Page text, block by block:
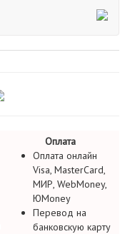
Оплата
Оплата онлайн
Visa, MasterCard,
МИР, WebMoney,
ЮMoney
Перевод на
банковскую карту